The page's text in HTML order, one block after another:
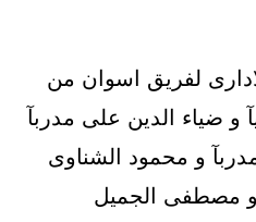
لفريق اسوان من
و ضياء الدين على مدربآ
و محمود الشناوى
و مصطفى الجميل